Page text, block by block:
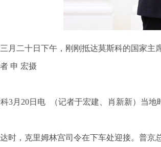
月二十日下午，刚刚抵达莫斯科的国家主
申 宏摄
20日电 （记者于宏建、肖新新）当地
，克里姆林宫司令在下车处迎接。普京